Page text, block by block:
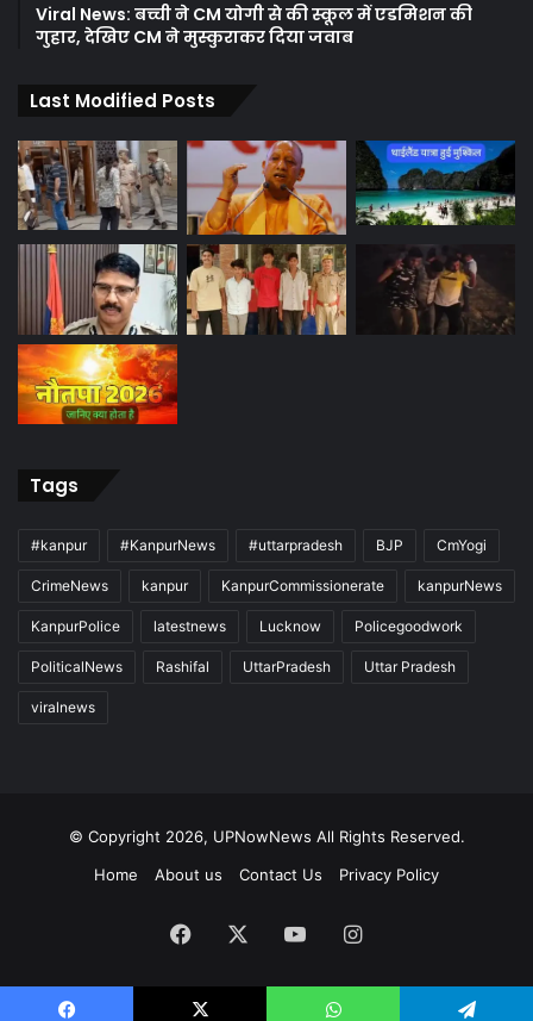
Viral News: बच्ची ने CM योगी से की स्कूल में एडमिशन की
गुहार, देखिए CM ने मुस्कुराकर दिया जवाब
Last Modified Posts
Tags
#kanpur #KanpurNews #uttarpradesh BJP CmYogi
CrimeNews kanpur KanpurCommissionerate kanpurNews
KanpurPolice latestnews Lucknow Policegoodwork
PoliticalNews Rashifal UttarPradesh Uttar Pradesh
viralnews
© Copyright 2026, UPNowNews All Rights Reserved.
Home
About us Contact Us Privacy Policy
Facebook YouTubeInstagram